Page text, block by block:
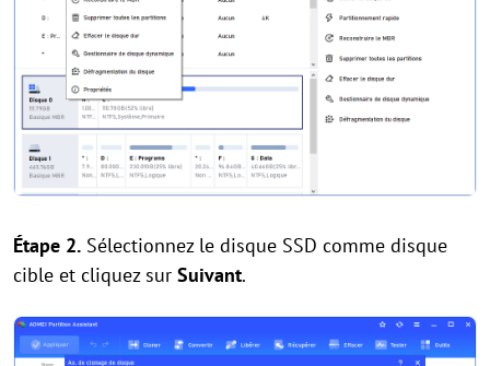
Étape 2. Sélectionnez le disque SSD comme disque
cible et cliquez sur Suivant.